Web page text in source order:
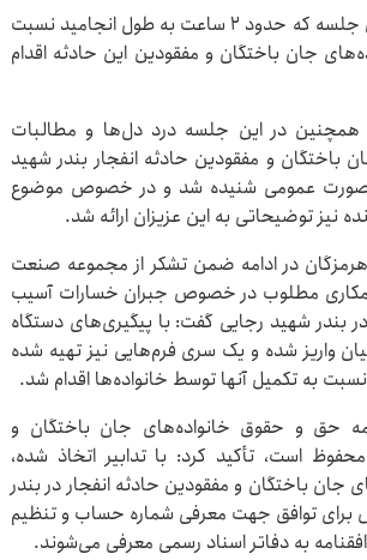
وی تصریح کرد: در این جلسه که حدود ۲ ساعت به طول انجامید نسبت
جان باختگان و مفقودین این حادثه اقدام
همچنین در این جلسه درد دل‌ها و مطالبات
باختگان و مفقودین حادثه انفجار بندر شهید
صورت عمومی شنیده شد و در خصوص موضوع
نیز توضیحاتی به این عزیزان ارائه شد.
در ادامه ضمن تشکر از مجموعه صنعت
مطلوب در خصوص جبران خسارات آسیب
بندر شهید رجایی گفت: با پیگیری‌های دستگاه
واریز شده و یک سری فرم‌هایی نیز تهیه شده
به تکمیل آنها توسط خانواده‌ها اقدام شد.
حق و حقوق خانواده‌های جان باختگان و
است، تأکید کرد: با تدابیر اتخاذ شده،
جان باختگان و مفقودین حادثه انفجار در بندر
برای توافق جهت معرفی شماره حساب و تنظیم
به دفاتر اسناد رسمی معرفی می‌شوند.